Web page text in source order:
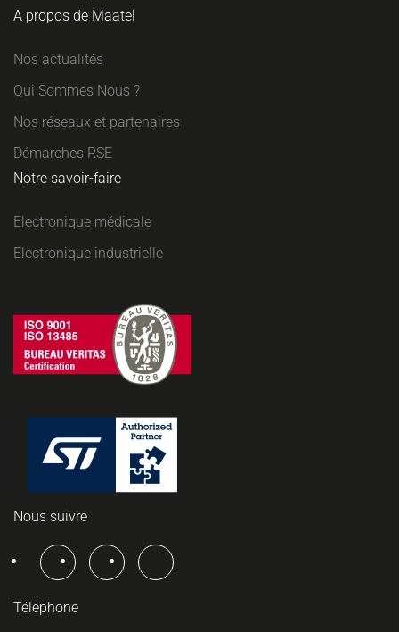
A propos de Maatel
Nos actualités
Qui Sommes Nous ?
Nos réseaux et partenaires
Démarches RSE
Notre savoir-faire
Electronique médicale
Electronique industrielle
Nous suivre
Téléphone